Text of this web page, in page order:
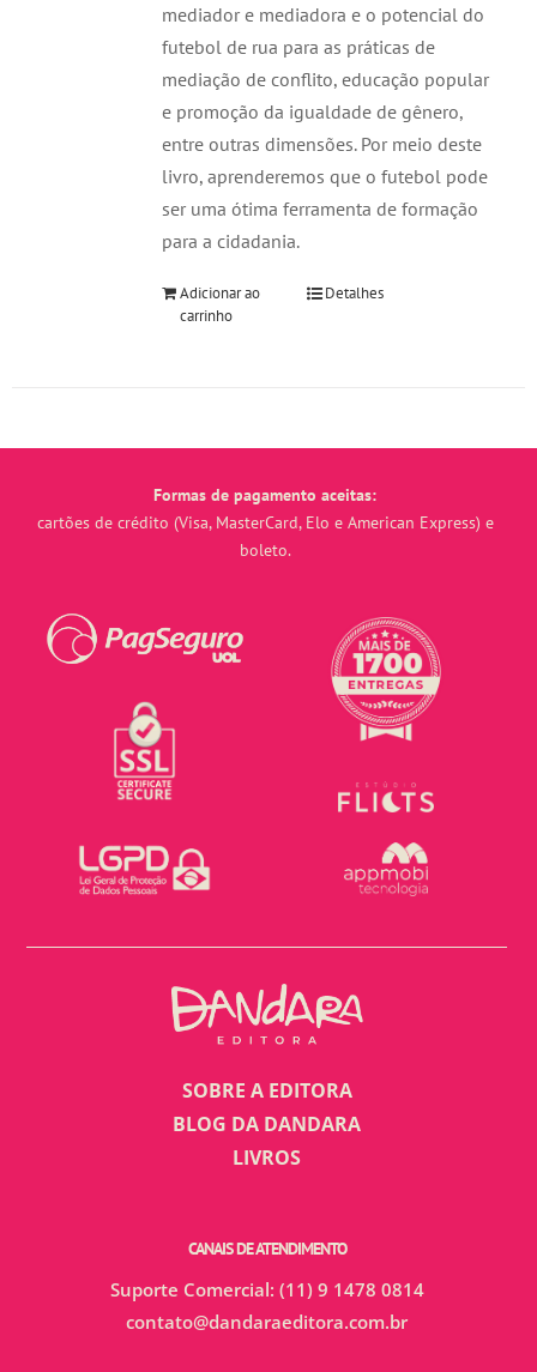
mediador e mediadora e o potencial do
futebol de rua para as práticas de
mediação de conflito, educação popular
e promoção da igualdade de gênero,
entre outras dimensões. Por meio deste
livro, aprenderemos que o futebol pode
ser uma ótima ferramenta de formação
para a cidadania.
Adicionar ao
carrinho
Detalhes
Formas de pagamento aceitas:
cartões de crédito (Visa, MasterCard, Elo e American Express) e
boleto.
SOBRE A EDITORA
BLOG DA DANDARA
LIVROS
CANAIS DE ATENDIMENTO
Suporte Comercial: (11) 9 1478 0814
contato@dandaraeditora.com.br